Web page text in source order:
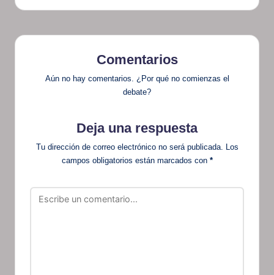
Comentarios
Aún no hay comentarios. ¿Por qué no comienzas el
debate?
Deja una respuesta
Tu dirección de correo electrónico no será publicada.
Los
campos obligatorios están marcados con *